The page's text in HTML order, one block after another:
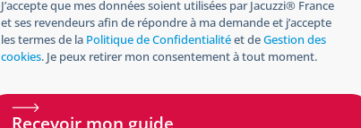
J’accepte que mes données soient utilisées par Jacuzzi® France
et ses revendeurs afin de répondre à ma demande et j’accepte
les termes de la Politique de Confidentialitéet deGestion des
cookies. Je peux retirer mon consentement à tout moment.